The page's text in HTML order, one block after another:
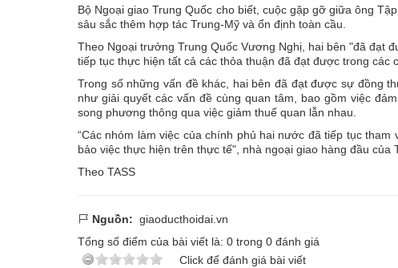
Bộ Ngoại giao Trung Quốc cho biết, cuộc gặp gỡ giữa ông
sâu sắc thêm hợp tác Trung-Mỹ và ổn định toàn cầu.
Theo Ngoại trưởng Trung Quốc Vương Nghị, hai bên "đã đạt
tiếp tục thực hiện tất cả các thỏa thuận đã đạt được trong các
Trong số những vấn đề khác, hai bên đã đạt được sự đồng
như giải quyết các vấn đề cùng quan tâm, bao gồm việc
song phương thông qua việc giảm thuế quan lẫn nhau.
“Các nhóm làm việc của chính phủ hai nước đã tiếp tục
bảo việc thực hiện trên thực tế", nhà ngoại giao hàng đầu của
Theo TASS
Nguồn: giaoducthoidai.vn
Tổng số điểm của bài viết là: 0 trong 0 đánh giá
Click để đánh giá bài viết